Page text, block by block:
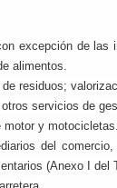
excepción de las
alimentos.
residuos;
servicios de
y motocicletas.
del
(Anexo I del